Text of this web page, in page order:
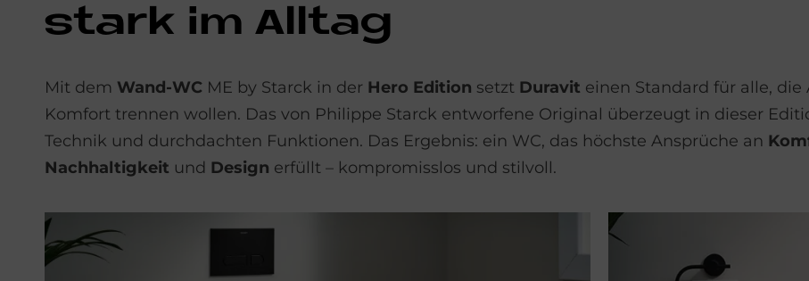
stark im All­tag
Mit dem Wand-WC ME by Starck in der Hero Edition setzt Duravit einen Standard für alle,
Komfort trennen wollen. Das von Philippe Starck entworfene Original überzeugt in dieser
Technik und durchdachten Funktionen. Das Ergebnis: ein WC, das höchste Ansprüche an
Nachhaltigkeit und Design erfüllt – kompromisslos und stilvoll.